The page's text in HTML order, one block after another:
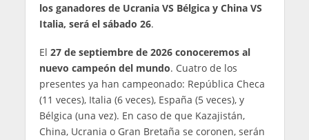
los ganadores de Ucrania VS Bélgica y China VS
Italia, será el sábado 26.
El 27 de septiembre de 2026 conoceremos al
nuevo campeón del mundo. Cuatro de los
presentes ya han campeonado: República Checa
(11 veces), Italia (6 veces), España (5 veces), y
Bélgica (una vez). En caso de que Kazajistán,
China, Ucrania o Gran Bretaña se coronen, serán